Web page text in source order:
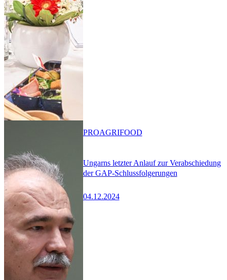
Ungarns letzter Anlauf zur Verabschiedung
der GAP-Schlussfolgerungen
04.12.2024
PROAGRIFOOD